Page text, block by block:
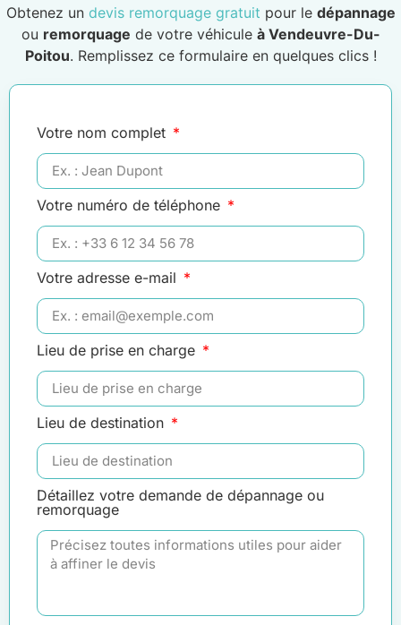
Obtenez un devis remorquage gratuit pour le dépannage
ou remorquage de votre véhicule à Vendeuvre-Du-
Poitou. Remplissez ce formulaire en quelques clics !
Votre nom complet
Votre numéro de téléphone
Votre adresse e-mail
Lieu de prise en charge
Lieu de destination
Détaillez votre demande de dépannage ou
remorquage